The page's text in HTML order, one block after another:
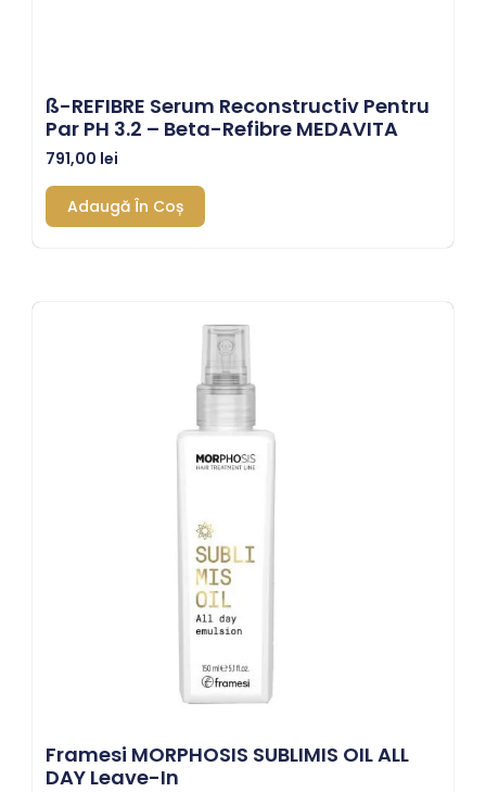
SS-REFIBRE Serum Reconstructiv Pentru
Par PH 3.2 – Beta-Refibre MEDAVITA
791,00 lei
Adaugă În Coș
Framesi MORPHOSIS SUBLIMIS OIL ALL
DAY Leave-In